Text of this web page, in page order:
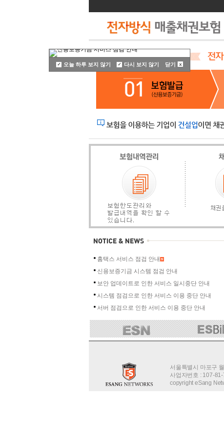
홈택스 서비스 점검 안내
신용보증기금 시스템 점검 안내
보안 업데이트로 인한 서비스 일시중단 안내
시스템 점검으로 인한 서비스 이용 중단 안내
서버 점검으로 인한 서비스 이용 중단 안내
✓ 오늘 하루 보지 않기 ✓ 다시 보지 않기 닫기 x
서울특별시 마포구
사업자번호 : 107-
copyright eSang